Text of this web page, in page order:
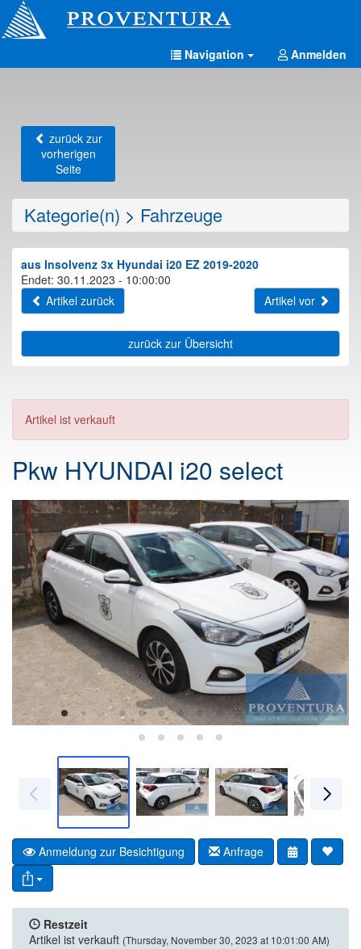
Navigation Anmelden
zurück zur
vorherigen
Seite
Kategorie(n) > Fahrzeuge
aus Insolvenz 3x Hyundai i20 EZ 2019-2020
Endet: 30.11.2023 - 10:00:00
Artikel zurück
Artikel vor
zurück zur Übersicht
Artikel ist verkauft
Pkw HYUNDAI i20 select
Anmeldung zur Besichtigung Anfrage
Restzeit
Artikel ist verkauft (Thursday, November 30, 2023 at 10:01:00 AM)